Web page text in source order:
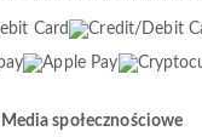
Media społecznościowe